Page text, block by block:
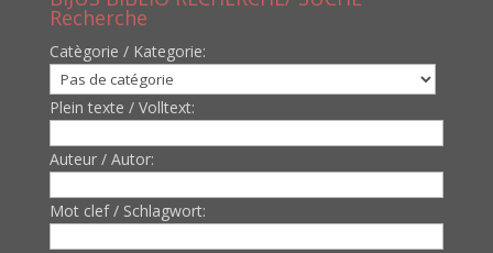
Recherche
Catègorie / Kategorie:
Plein texte / Volltext:
Auteur / Autor:
Mot clef / Schlagwort: